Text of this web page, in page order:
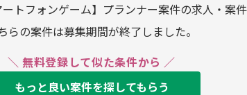
ートフォンゲーム】プランナー案件の求人・案件
らの案件は募集期間が終了しました。
＼ 無料登録して似た条件から ／
もっと良い案件を探してもらう